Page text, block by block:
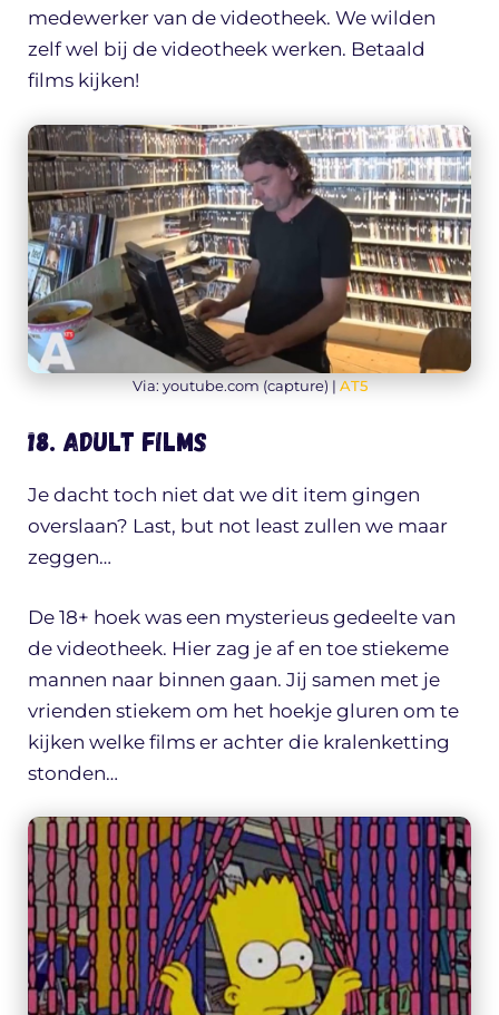
medewerker van de videotheek. We wilden
zelf wel bij de videotheek werken. Betaald
films kijken!
Via: youtube.com (capture) | AT5
18. Adult films
Je dacht toch niet dat we dit item gingen
overslaan? Last, but not least zullen we maar
zeggen…
De 18+ hoek was een mysterieus gedeelte van
de videotheek. Hier zag je af en toe stiekeme
mannen naar binnen gaan. Jij samen met je
vrienden stiekem om het hoekje gluren om te
kijken welke films er achter die kralenketting
stonden…